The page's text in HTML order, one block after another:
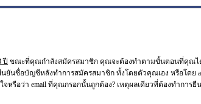
ปี ขณะที่คุณกำลังสมัครสมาชิก คุณจะต้องทำตามขั้นตอนที่คุณไ
นชื่อบัญชีหลังทำการสมัครสมาชิก ทั้งโดยตัวคุณเอง หรือโด
รือว่า email ที่คุณกรอกนั้นถูกต้อง? เหตุผลเดียวที่ต้องทำการ